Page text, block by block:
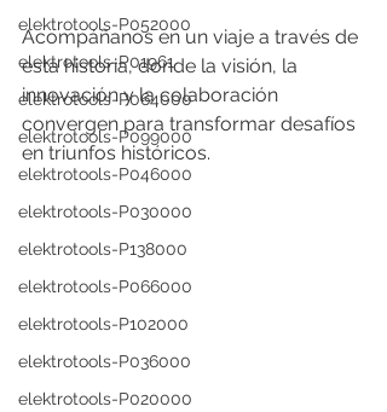
elektrotools-P052000
elektrotools-P01961
elektrotools-P064000
elektrotools-P099000
elektrotools-P046000
elektrotools-P030000
elektrotools-P138000
elektrotools-P066000
elektrotools-P102000
elektrotools-P036000
elektrotools-P020000
Acompáñanos en un viaje a través de
esta historia, donde la visión, la
innovación y la colaboración
convergen para transformar desafíos
en triunfos históricos.